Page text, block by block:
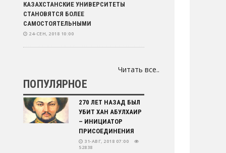
КАЗАХСТАНСКИЕ УНИВЕРСИТЕТЫ
СТАНОВЯТСЯ БОЛЕЕ
САМОСТОЯТЕЛЬНЫМИ
24-СЕН, 2018 10:00
21-СЕН, 2018 14:16
ПЛОДЫ МНОГОВЕКТОРНОСТИ
21-СЕН, 2018 14:09
ДЖЕК МА: БЛОКЧЕЙН СТАНЕТ ОСНОВОЙ
Читать все..
ПОПУЛЯРНОЕ
270 ЛЕТ НАЗАД БЫЛ
УБИТ ХАН АБУЛХАИР
– ИНИЦИАТОР
ПРИСОЕДИНЕНИЯ
31-АВГ, 2018 07:00
52838